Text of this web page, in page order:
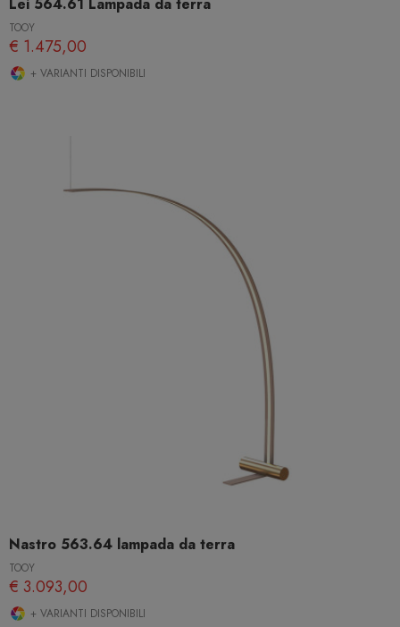
TOOY
€ 1.475,00
+ VARIANTI DISPONIBILI
Nastro 563.64 lampada da terra
TOOY
€ 3.093,00
+ VARIANTI DISPONIBILI